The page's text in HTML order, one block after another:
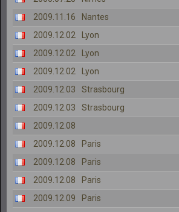
2009.11.16
Nantes
2009.12.02
Lyon
2009.12.02
Lyon
2009.12.02
Lyon
2009.12.03
Strasbourg
2009.12.03
Strasbourg
2009.12.08
2009.12.08
Paris
2009.12.08
Paris
2009.12.08
Paris
2009.12.09
Paris